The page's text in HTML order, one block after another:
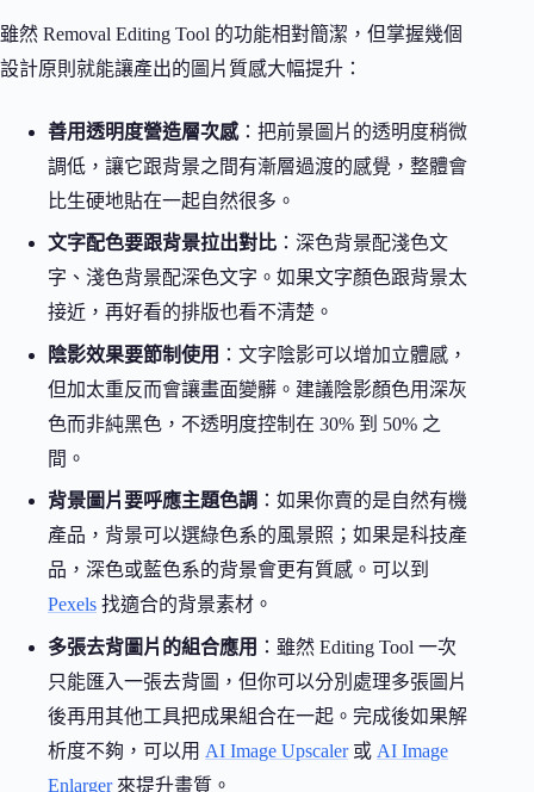
雖然 Removal Editing Tool 的功能相對簡潔，但掌握幾個
設計原則就能讓產出的圖片質感大幅提升：
善用透明度營造層次感：把前景圖片的透明度稍微
調低，讓它跟背景之間有漸層過渡的感覺，整體會
比生硬地貼在一起自然很多。
文字配色要跟背景拉出對比 ：深色背景配淺色文
字、淺色背景配深色文字。如果文字顏色跟背景太
接近，再好看的排版也看不清楚。
陰影效果要節制使用 ：文字陰影可以增加立體感，
但加太重反而會讓畫面變髒。建議陰影顏色用深灰
色而非純黑色，不透明度控制在 30% 到 50% 之
間。
背景圖片要呼應主題色調 ：如果你賣的是自然有機
產品，背景可以選綠色系的風景照；如果是科技產
品，深色或藍色系的背景會更有質感。可以到
Pexels 找適合的背景素材。
多張去背圖片的組合應用 ：雖然 Editing Tool 一次
只能匯入一張去背圖，但你可以分別處理多張圖片
後再用其他工具把成果組合在一起。完成後如果解
析度不夠，可以用 AI Image Upscaler或 AI Image
Enlarger來提升畫質。